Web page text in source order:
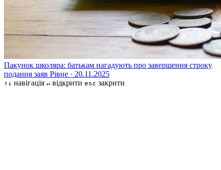
Пакунок школяра: батькам нагадують про завершення строку
подання заяв Рівне · 20.11.2025
↑↓ навігація ↵ відкрити esc закрити